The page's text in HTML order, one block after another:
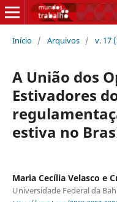
Início / Arquivos / v. 17
A União dos
Estivadores
estiva no
Maria Cecília Velasco e
Universidade Federal da